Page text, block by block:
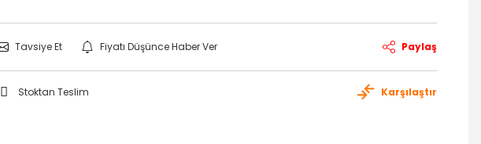
Tavsiye Et Fiyatı Düşünce Haber Ver Paylaş
Stoktan Teslim Karşılaştır